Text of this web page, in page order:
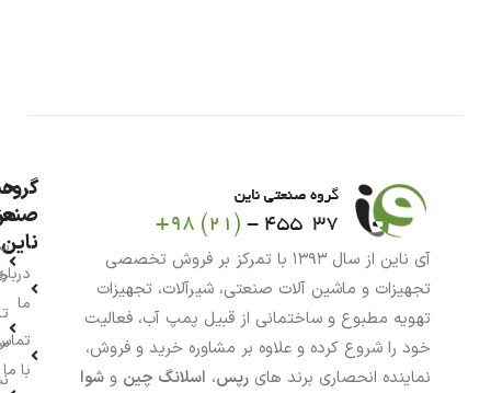
آی ناین از سال ۱۳۹۳ با تمرکز بر فروش تخصصی
تجهیزات و ماشین آلات صنعتی، شیرآلات، تجهیزات
تهویه مطبوع و ساختمانی از قبیل پمپ آب، فعالیت
خود را شروع کرده و علاوه بر مشاوره خرید و فروش،
نماینده انحصاری برند های رپس، اسلانگ چین و شوا
گروه
ناین
ما
با ما